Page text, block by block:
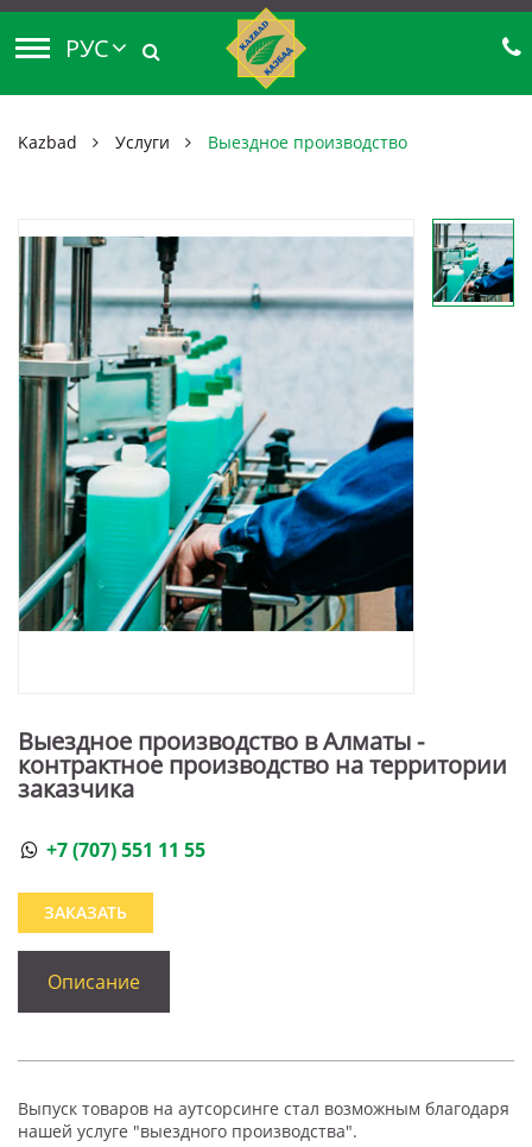
РУС
Kazbad Услуги Выездное производство
Выездное производство в Алматы -
контрактное производство на территории
заказчика
+7 (707) 551 11 55
ЗАКАЗАТЬ
Описание
Выпуск товаров на аутсорсинге стал возможным благодаря
нашей услуге "выездного производства".